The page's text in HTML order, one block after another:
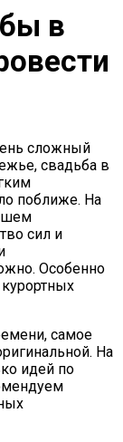
в
сложный
свадьба в
поближе. На
сил и
Особенно
самое
На
идей по